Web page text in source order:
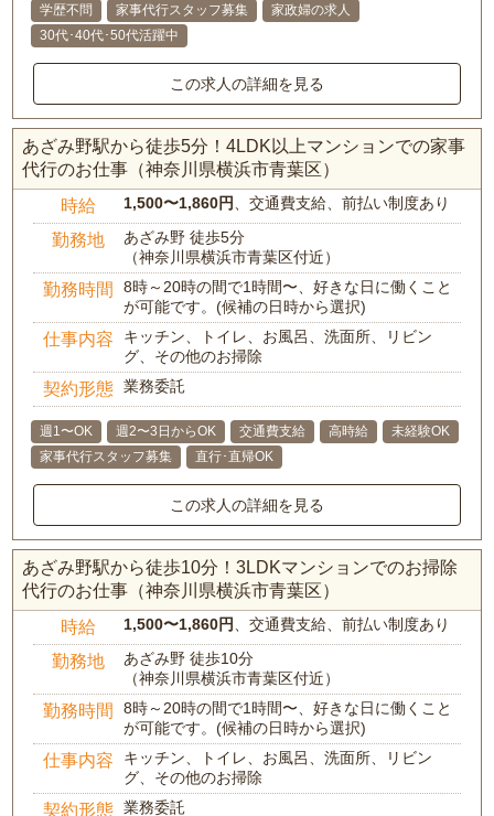
学歴不問
家事代行スタッフ募集
家政婦の求人
30代･40代･50代活躍中
この求人の詳細を見る
あざみ野駅から徒歩5分！4LDK以上マンションでの家事
代行のお仕事（神奈川県横浜市青葉区）
時給 1,500〜1,860円 、交通費支給、前払い制度あり
勤務地
あざみ野 徒歩5分
（神奈川県横浜市青葉区付近）
勤務時間
8時～20時の間で1時間〜、好きな日に働くこと
が可能です。(候補の日時から選択)
仕事内容
キッチン、トイレ、お風呂、洗面所、リビン
グ、その他のお掃除
契約形態 業務委託
週1〜OK 週2〜3日からOK 交通費支給 高時給
未経験OK
家事代行スタッフ募集
直行･直帰OK
この求人の詳細を見る
あざみ野駅から徒歩10分！3LDKマンションでのお掃除
代行のお仕事（神奈川県横浜市青葉区）
時給 1,500〜1,860円 、交通費支給、前払い制度あり
勤務地
あざみ野 徒歩10分
（神奈川県横浜市青葉区付近）
勤務時間
8時～20時の間で1時間〜、好きな日に働くこと
が可能です。(候補の日時から選択)
仕事内容
キッチン、トイレ、お風呂、洗面所、リビン
グ、その他のお掃除
契約形態 業務委託